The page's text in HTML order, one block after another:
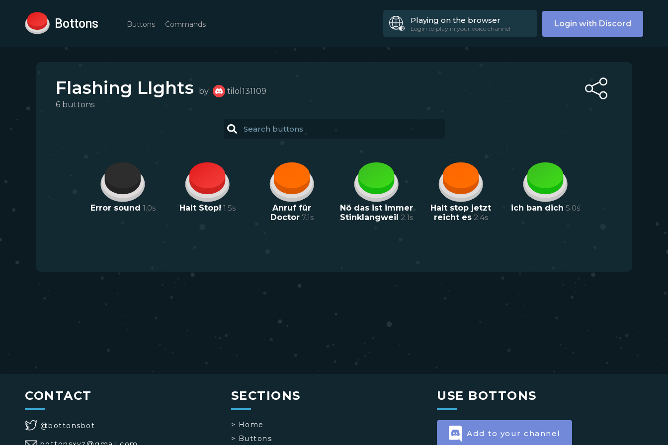
Bottons Buttons Commands Playing on the browser
Login to play in your voice channel Login with Discord
Flashing LIghts by
tilol131109
6 buttons
Error sound 1.0s Halt Stop! 1.5s
Anruf für
Doctor 7.1s
Nö das ist immer
Stinklangweil 2.1s
Halt stop jetzt
reicht es 2.4s
ich ban dich 5.0s
CONTACT
@bottonsbot
SECTIONS
> Home
> Buttons
USE BOTTONS
Add to your channel